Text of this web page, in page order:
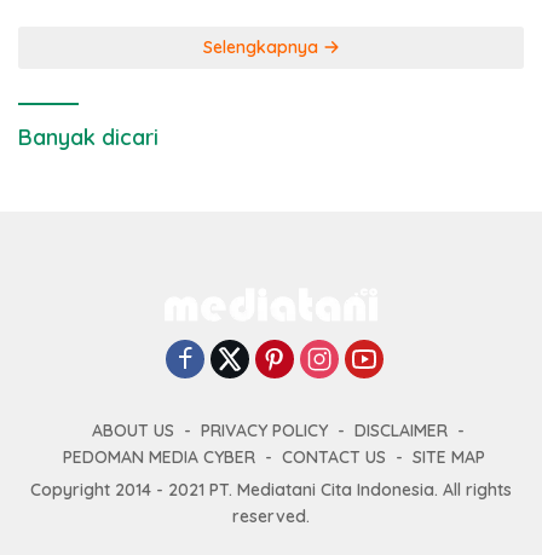
Selengkapnya
Banyak dicari
ABOUT US PRIVACY POLICY
DISCLAIMER
PEDOMAN MEDIA CYBER
CONTACT US
SITE MAP
Copyright 2014 - 2021 PT. Mediatani Cita Indonesia. All rights
reserved.